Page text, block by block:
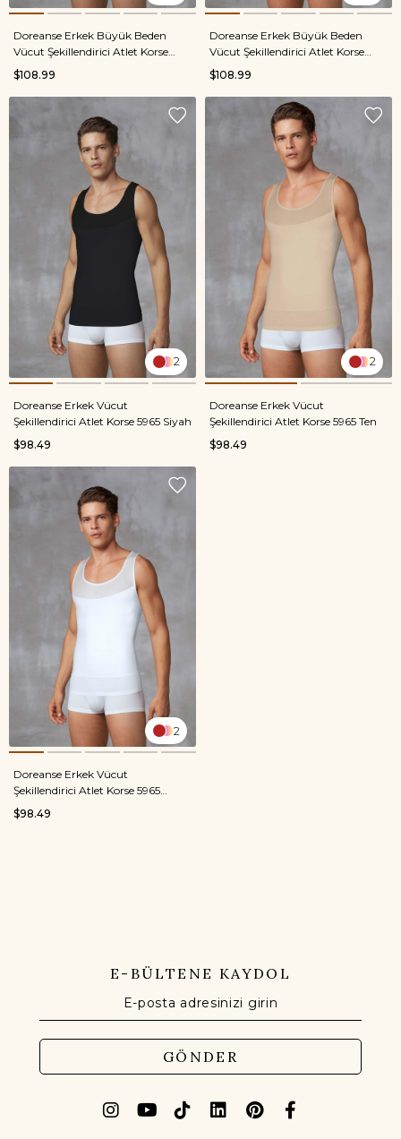
Doreanse Erkek Büyük Beden
Vücut Şekillendirici Atlet Korse
5965P Siyah
$108.99
Doreanse Erkek Büyük Beden
Vücut Şekillendirici Atlet Korse
5965P Beyaz
$108.99
2
Doreanse Erkek Vücut
Şekillendirici Atlet Korse 5965 Siyah
$98.49
2
Doreanse Erkek Vücut
Şekillendirici Atlet Korse 5965 Ten
$98.49
2
Doreanse Erkek Vücut
Şekillendirici Atlet Korse 5965
Beyaz
$98.49
E-BÜLTENE KAYDOL
GÖNDER